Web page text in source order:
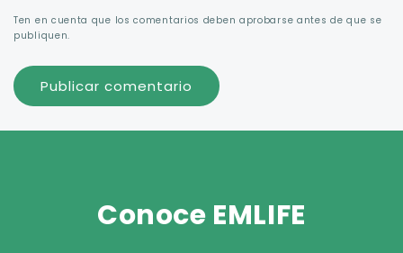
Ten en cuenta que los comentarios deben aprobarse antes de que se
publiquen.
Conoce EMLIFE